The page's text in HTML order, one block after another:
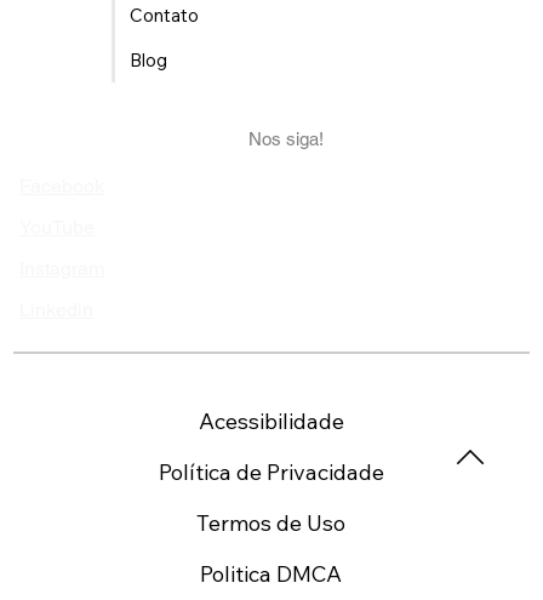
Contato
Blog
Nos siga!
Acessibilidade
Política de Privacidade
Termos de Uso
Politica DMCA